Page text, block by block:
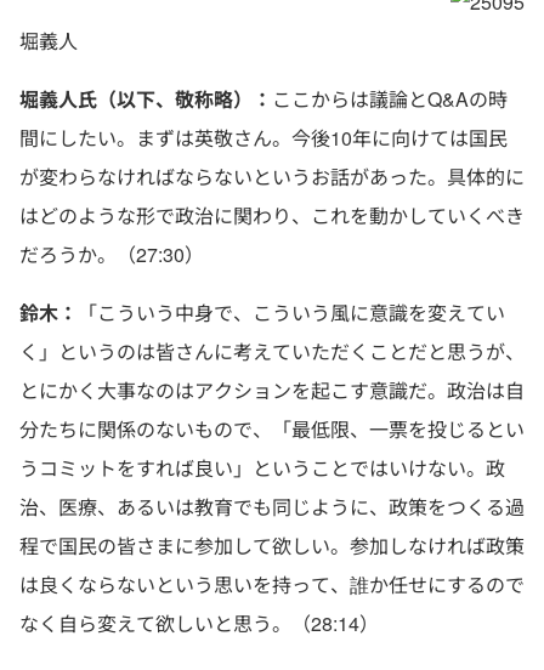
堀義人
堀義人氏（以下、敬称略）： ここからは議論とQ&Aの時
間にしたい。まずは英敬さん。今後10年に向けては国民
が変わらなければならないというお話があった。具体的に
はどのような形で政治に関わり、これを動かしていくべき
だろうか。（27:30）
鈴木：
「こういう中身で、こういう風に意識を変えてい
く」というのは皆さんに考えていただくことだと思うが、
とにかく大事なのはアクションを起こす意識だ。政治は自
分たちに関係のないもので、「最低限、一票を投じるとい
うコミットをすれば良い」ということではいけない。政
治、医療、あるいは教育でも同じように、政策をつくる過
程で国民の皆さまに参加して欲しい。参加しなければ政策
は良くならないという思いを持って、誰か任せにするので
なく自ら変えて欲しいと思う。（28:14）